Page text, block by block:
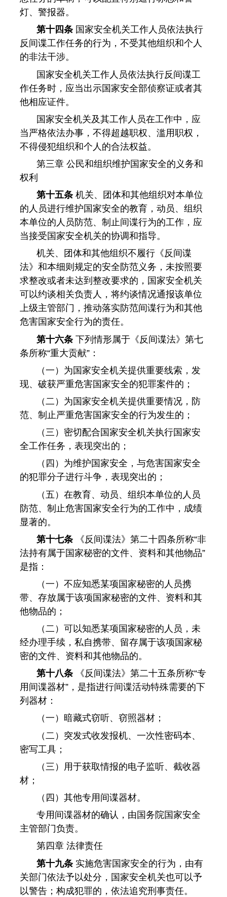
灯、警报器。
第十四条国家安全机关工作人员依法执行
反间谍工作任务的行为，不受其他组织和个人
的非法干涉。
国家安全机关工作人员依法执行反间谍工
作任务时，应当出示国家安全部侦察证或者其
他相应证件。
国家安全机关及其工作人员在工作中，应
当严格依法办事，不得超越职权、滥用职权，
不得侵犯组织和个人的合法权益。
第三章 公民和组织维护国家安全的义务和
权利
第十五条机关、团体和其他组织对本单位
的人员进行维护国家安全的教育，动员、组织
本单位的人员防范、制止间谍行为的工作，应
当接受国家安全机关的协调和指导。
机关、团体和其他组织不履行《反间谍
法》和本细则规定的安全防范义务，未按照要
求整改或者未达到整改要求的，国家安全机关
可以约谈相关负责人，将约谈情况通报该单位
上级主管部门，推动落实防范间谍行为和其他
危害国家安全行为的责任。
第十六条下列情形属于《反间谍法》第七
条所称“重大贡献”：
（一）为国家安全机关提供重要线索，发
现、破获严重危害国家安全的犯罪案件的；
（二）为国家安全机关提供重要情况，防
范、制止严重危害国家安全的行为发生的；
（三）密切配合国家安全机关执行国家安
全工作任务，表现突出的；
（四）为维护国家安全，与危害国家安全
的犯罪分子进行斗争，表现突出的；
（五）在教育、动员、组织本单位的人员
防范、制止危害国家安全行为的工作中，成绩
显著的。
第十七条《反间谍法》第二十四条所称“非
法持有属于国家秘密的文件、资料和其他物品”
是指：
（一）不应知悉某项国家秘密的人员携
带、存放属于该项国家秘密的文件、资料和其
他物品的；
（二）可以知悉某项国家秘密的人员，未
经办理手续，私自携带、留存属于该项国家秘
密的文件、资料和其他物品的。
第十八条《反间谍法》第二十五条所称“专
用间谍器材”，是指进行间谍活动特殊需要的下
列器材：
（一）暗藏式窃听、窃照器材；
（二）突发式收发报机、一次性密码本、
密写工具；
（三）用于获取情报的电子监听、截收器
材；
（四）其他专用间谍器材。
专用间谍器材的确认，由国务院国家安全
主管部门负责。
第四章 法律责任
第十九条实施危害国家安全的行为，由有
关部门依法予以处分，国家安全机关也可以予
以警告；构成犯罪的，依法追究刑事责任。